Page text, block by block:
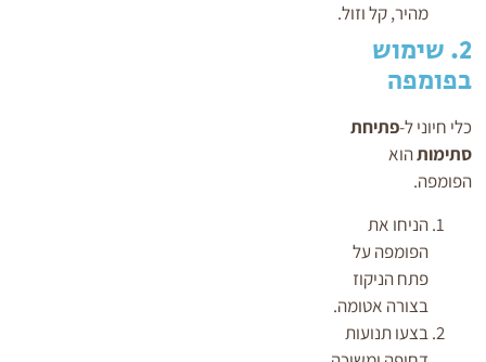
מהיר, קל וזול.
2. שימוש
בפומפה
כלי חיוני ל-פתיחת
סתימותהוא
הפומפה.
הניחו את
הפומפה על
פתח הניקוז
בצורה אטומה.
בצעו תנועות